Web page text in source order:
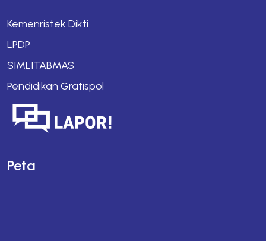
Kemenristek Dikti
LPDP
SIMLITABMAS
Pendidikan Gratispol
Peta